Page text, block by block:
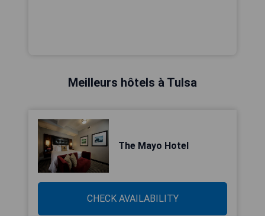
Meilleurs hôtels à Tulsa
The Mayo Hotel
CHECK AVAILABILITY